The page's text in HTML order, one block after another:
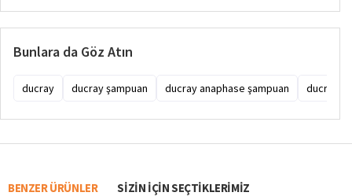
Bunlara da Göz Atın
ducray ducray şampuan ducray anaphase şampuan ducray
BENZER ÜRÜNLER SIZIN IÇIN SEÇTIKLERIMIZ